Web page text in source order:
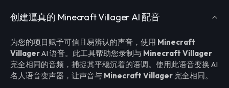
创建逼真的 Minecraft Villager AI 配音
为您的项目赋予可信且易辨认的声音，使用 Minecraft
VillagerAI 语音。此工具帮助您录制与 Minecraft Villager
完全相同的音频，捕捉其平稳沉着的语调。使用此语音变换 AI
名人语音变声器，让声音与 Minecraft Villager 完全相同。